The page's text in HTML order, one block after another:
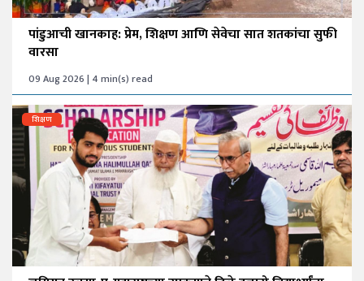
पांडुआची खानकाह: प्रेम, शिक्षण आणि सेवेचा सात शतकांचा सुफी
वारसा
09 Aug 2026 | 4 min(s) read
शिक्षण